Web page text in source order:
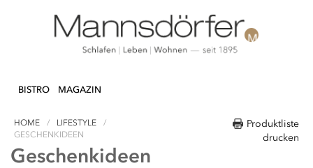
zum
BISTRO MAGAZIN
Produktliste
drucken
HOME
LIFESTYLE
GESCHENKIDEEN
Geschenkideen